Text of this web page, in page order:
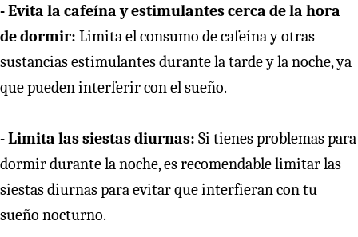
- Evita la cafeína y estimulantes cerca de la hora
de dormir: Limita el consumo de cafeína y otras
sustancias estimulantes durante la tarde y la noche, ya
que pueden interferir con el sueño.
- Limita las siestas diurnas: Si tienes problemas para
dormir durante la noche, es recomendable limitar las
siestas diurnas para evitar que interfieran con tu
sueño nocturno.